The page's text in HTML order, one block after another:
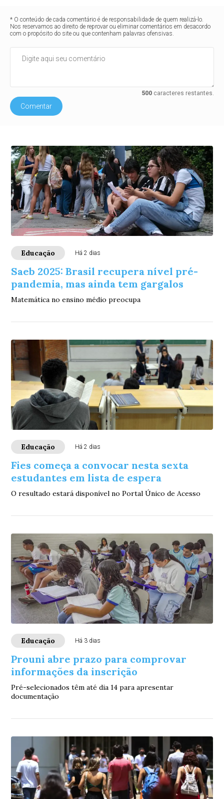
* O conteúdo de cada comentário é de responsabilidade de quem realizá-lo.
Nos reservamos ao direito de reprovar ou eliminar comentários em desacordo
com o propósito do site ou que contenham palavras ofensivas.
500caracteres restantes.
Comentar
Educação Há 2 dias
Saeb 2025: Brasil recupera nível pré-
pandemia, mas ainda tem gargalos
Matemática no ensino médio preocupa
Educação Há 2 dias
Fies começa a convocar nesta sexta
estudantes em lista de espera
O resultado estará disponível no Portal Único de Acesso
Educação Há 3 dias
Prouni abre prazo para comprovar
informações da inscrição
Pré-selecionados têm até dia 14 para apresentar
documentação